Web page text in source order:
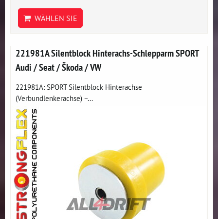
WÄHLEN SIE
221981A Silentblock Hinterachs-Schlepparm SPORT
Audi / Seat / Škoda / VW
221981A: SPORT Silentblock Hinterachse
(Verbundlenkerachse) –...